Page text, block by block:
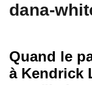
dana-
Quand le
à Kendrick